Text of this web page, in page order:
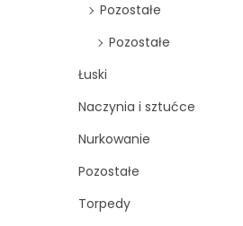
Pozostałe
Pozostałe
Łuski
Naczynia i sztućce
Nurkowanie
Pozostałe
Torpedy